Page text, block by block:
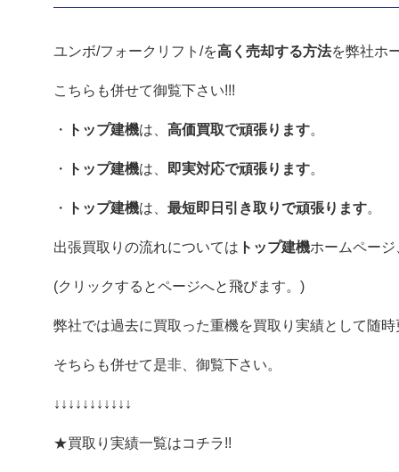
ユンボ/フォークリフト/を高く売却する方法を弊社ホ
こちらも併せて御覧下さい!!!
・ トップ建機は、 高価買取で頑張ります。
・ トップ建機は、 即実対応で頑張ります。
・ トップ建機は、 最短即日引き取りで頑張ります。
出張買取りの流れについては トップ建機ホームページ
(クリックするとページへと飛びます。)
弊社では過去に買取った重機を買取り実績として随
そちらも併せて是非、御覧下さい。
↓↓↓↓↓↓↓↓↓↓↓
★買取り実績一覧はコチラ!!